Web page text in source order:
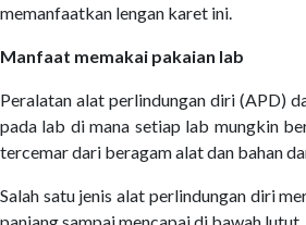
memanfaatkan lengan karet ini.
Manfaat memakai pakaian lab
Peralatan alat perlindungan diri (APD)
pada lab di mana setiap lab mungkin
tercemar dari beragam alat dan bahan
Salah satu jenis alat perlindungan diri